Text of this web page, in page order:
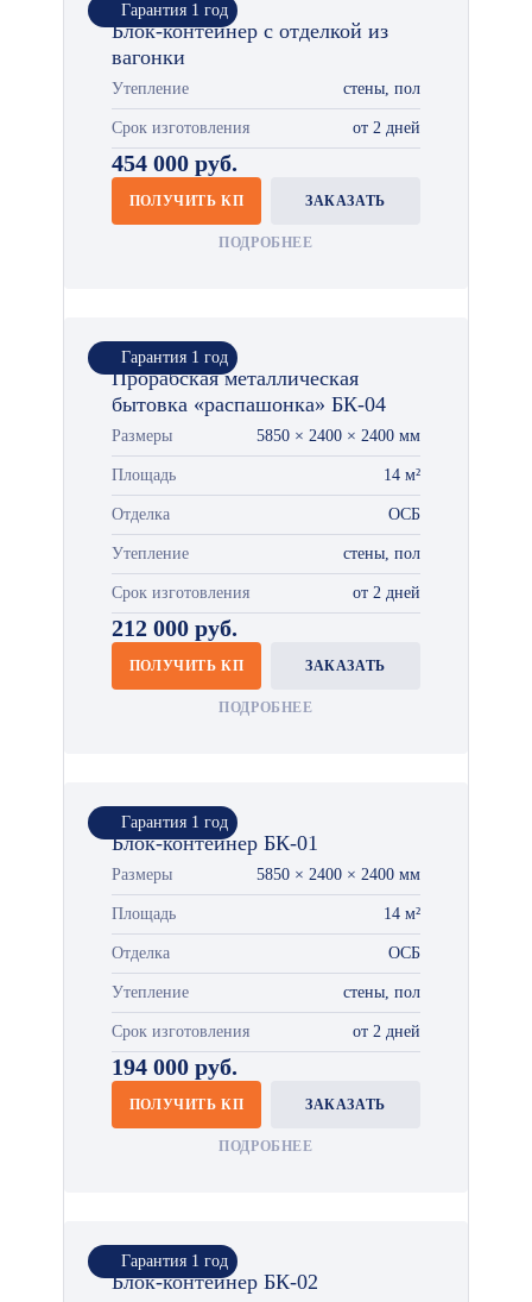
Гарантия 1 год
Блок-контейнер с отделкой из
вагонки
Утепление стены, пол
Срок изготовления от 2 дней
454 000 руб.
ПОЛУЧИТЬ КП ЗАКАЗАТЬ
ПОДРОБНЕЕ
Гарантия 1 год
Прорабская металлическая
бытовка «распашонка» БК-04
Размеры 5850 × 2400 × 2400 мм
Площадь 14 м²
Отделка ОСБ
Утепление стены, пол
Срок изготовления от 2 дней
212 000 руб.
ПОЛУЧИТЬ КП ЗАКАЗАТЬ
ПОДРОБНЕЕ
Гарантия 1 год
Блок-контейнер БК-01
Размеры 5850 × 2400 × 2400 мм
Площадь 14 м²
Отделка ОСБ
Утепление стены, пол
Срок изготовления от 2 дней
194 000 руб.
ПОЛУЧИТЬ КП ЗАКАЗАТЬ
ПОДРОБНЕЕ
Гарантия 1 год
Блок-контейнер БК-02